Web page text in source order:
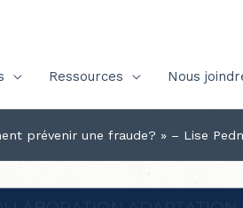
Ressources Nous
prévenir une fraude? » – Lise